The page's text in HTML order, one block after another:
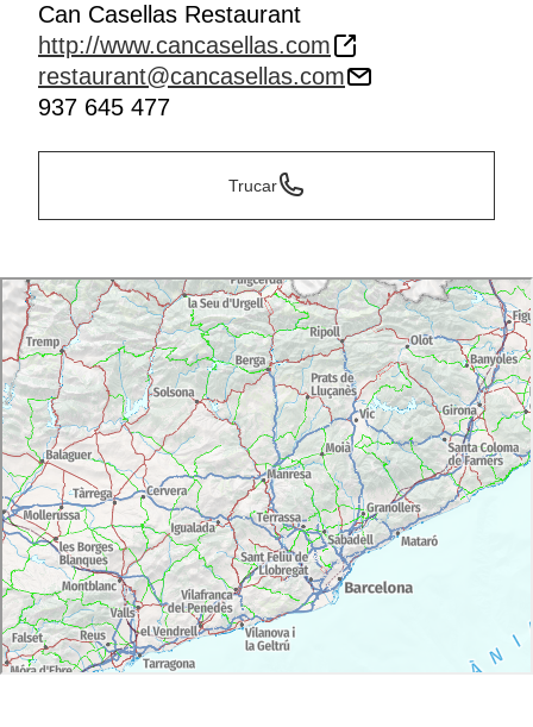
Can Casellas Restaurant
http://www.cancasellas.com
restaurant@cancasellas.com
937 645 477
Trucar